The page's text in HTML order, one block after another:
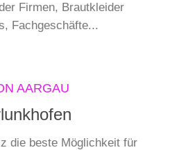
Firmen, Brautkleider
Fachgeschäfte...
AARGAU
die beste Möglichkeit für